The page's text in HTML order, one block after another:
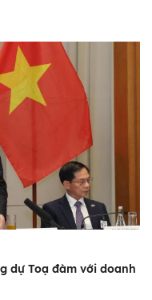
dự Toạ đàm với doanh